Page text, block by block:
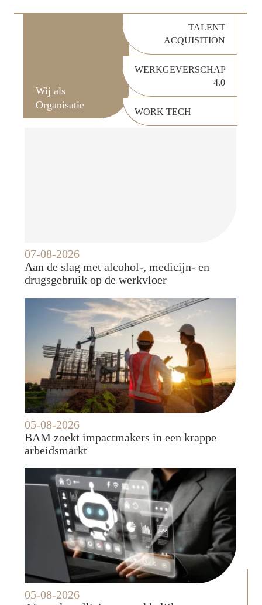
Wij als
Organisatie
TALENT
ACQUISITION
WERKGEVERSCHAP
4.0
WORK TECH
07-08-2026
Aan de slag met alcohol-, medicijn- en
drugsgebruik op de werkvloer
05-08-2026
BAM zoekt impactmakers in een krappe
arbeidsmarkt
05-08-2026